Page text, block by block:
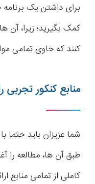
برای داشتن یک
کمک بگیرید؛ زیرا، آن
کنند که حاوی تمامی
منابع کنکور تجربی
شما عزیزان باید حتما
طبق آن ها، مطالعه را
کاملی از تمامی منابع